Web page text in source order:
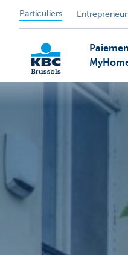
Particuliers